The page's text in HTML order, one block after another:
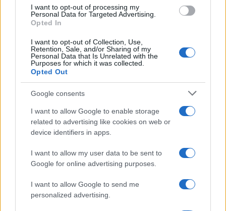
I want to opt-out of processing my
Personal Data for Targeted Advertising.
Opted In
I want to opt-out of Collection, Use,
Retention, Sale, and/or Sharing of my
Personal Data that Is Unrelated with the
Purposes for which it was collected.
Opted Out
Google consents
I want to allow Google to enable storage
related to advertising like cookies on web or
device identifiers in apps.
I want to allow my user data to be sent to
Google for online advertising purposes.
I want to allow Google to send me
personalized advertising.
30/04/2023 - 14:14
Την Τετάρτη στη Μητρόπολη Αθηνών η
ιερή εικόνα «Άξιον Εστί»
Η ιερή εικόνα «Άξιον Εστί» θα παραμείνει
προς προσκύνηση των πιστών στον
Καθεδρικό Ιερό Ναό Αθηνών από τις 3 έως
και τις 15 Μαΐου